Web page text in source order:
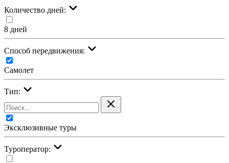
Количество дней:
8 дней
Cпособ передвижения:
Самолет
Тип:
Эксклюзивные туры
Туроператор: